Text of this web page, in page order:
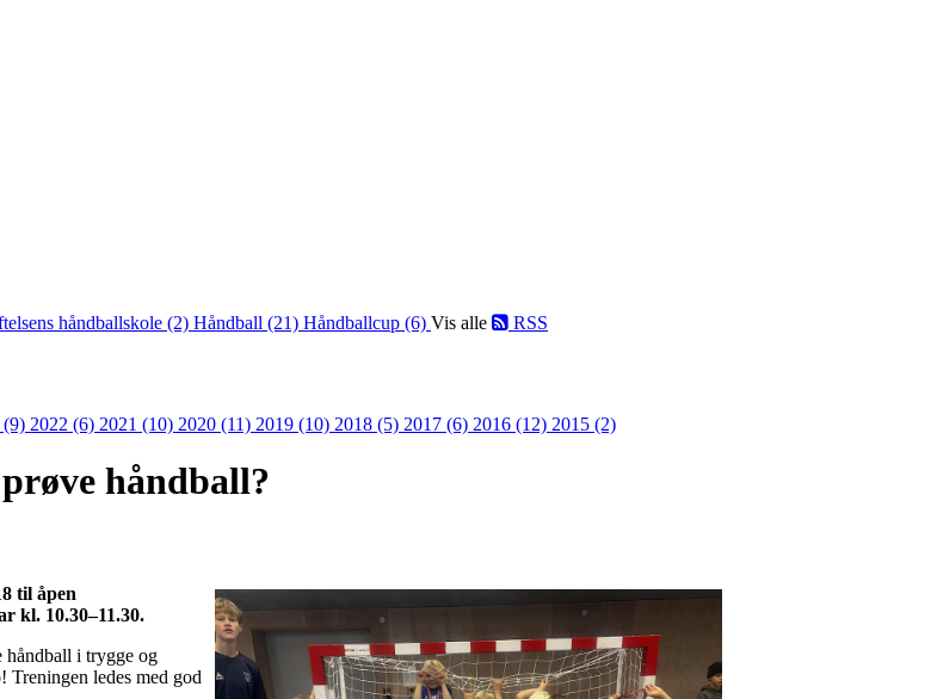
håndballskole (2) Håndball (21) Håndballcup (6) Vis alle RSS
(9) 2022 (6) 2021 (10) 2020 (11) 2019 (10) 2018 (5) 2017 (6) 2016 (12) 2015 (2)
håndball?
til åpen
kl. 10.30–11.30.
håndball i trygge og
Treningen ledes med god